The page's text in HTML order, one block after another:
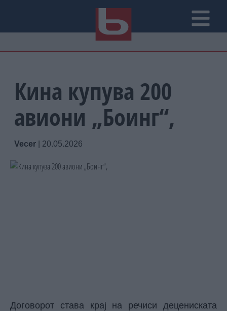
Кина купува 200
авиони „Боинг“,
Vecer 20.05.2026
Договорот става крај на речиси децениската